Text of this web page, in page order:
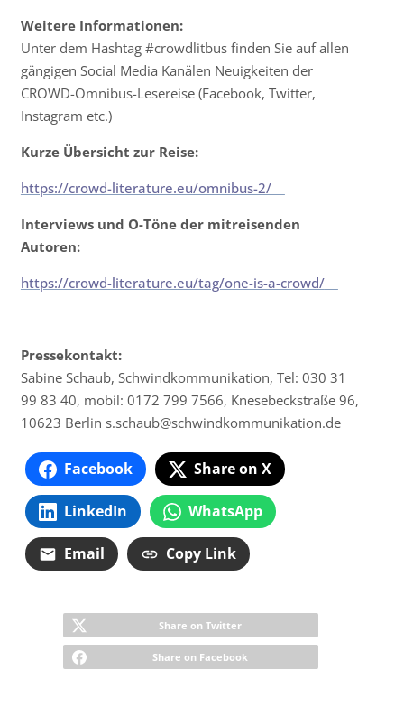
Weitere Informationen:
Unter dem Hashtag #crowdlitbus finden Sie auf allen
gängigen Social Media Kanälen Neuigkeiten der
CROWD-Omnibus-Lesereise (Facebook, Twitter,
Instagram etc.)
Kurze Übersicht zur Reise:
https://crowd-literature.eu/omnibus-2/
Interviews und O-Töne der mitreisenden
Autoren:
https://crowd-literature.eu/tag/one-is-a-crowd/
Pressekontakt:
Sabine Schaub, Schwindkommunikation, Tel: 030 31
99 83 40, mobil: 0172 799 7566, Knesebeckstraße 96,
10623 Berlin s.schaub@schwindkommunikation.de
Facebook Share on X
LinkedIn WhatsApp
Email Copy Link
Share on Twitter
Share on Facebook